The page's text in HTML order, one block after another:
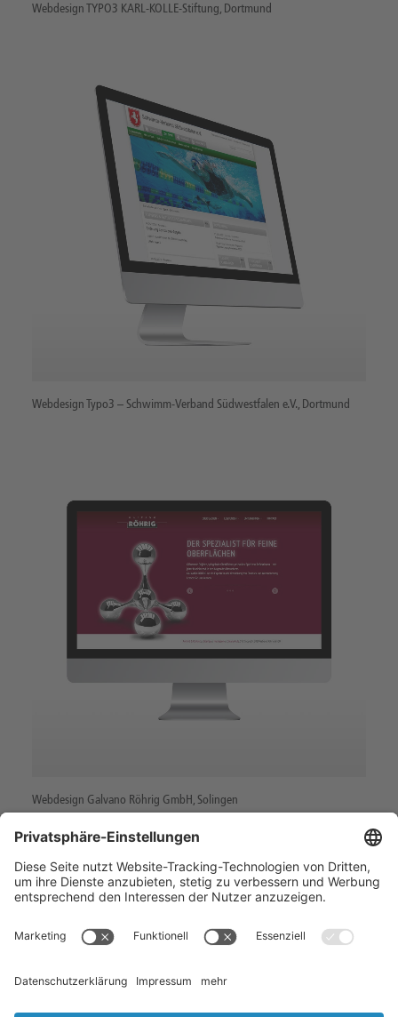
Webdesign TYPO3 KARL-KOLLE-Stiftung, Dortmund
Webdesign Typo3 – Schwimm-Verband Südwestfalen e.V., Dortmund
Webdesign Galvano Röhrig GmbH, Solingen